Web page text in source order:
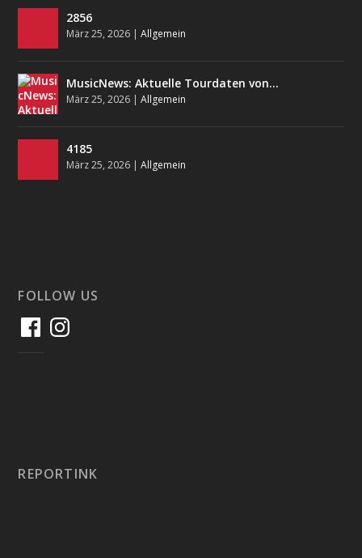
2856
März 25, 2026 |Allgemein
MusicNews: Aktuelle Tourdaten von…
März 25, 2026 |Allgemein
4185
März 25, 2026 |Allgemein
FOLLOW US
REPORTINK